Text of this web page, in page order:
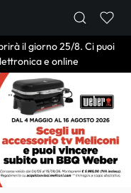
il giorno 25/8. Ci puoi
e online